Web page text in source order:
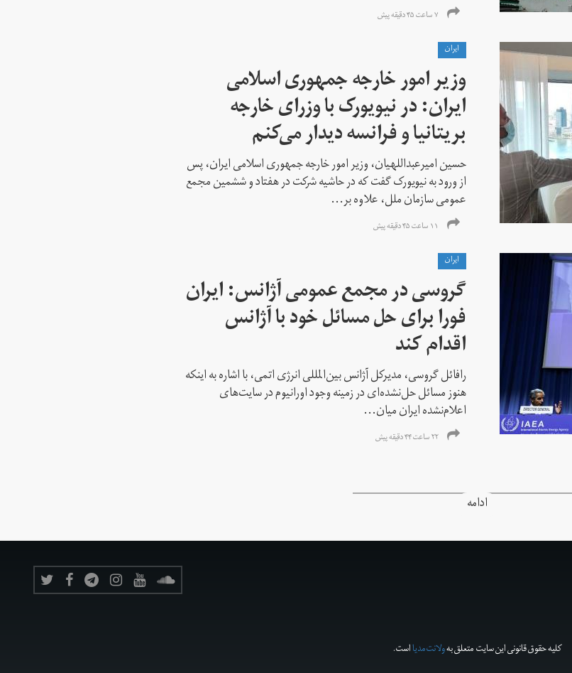
۷ ساعت ۴۵ دقیقه پیش
ايران
وزیر امور خارجه جمهوری اسلامی
ایران: در نیویورک با وزرای خارجه
بریتانیا و فرانسه دیدار می‌کنم
حسین امیرعبداللهیان، وزیر امور خارجه جمهوری اسلامی ایران، پس
از ورود به نیویورک گفت که در حاشیه شرکت در هفتاد و ششمین مجمع
عمومی سازمان ملل، علاوه بر...
۱۱ ساعت ۴۵ دقیقه پیش
ايران
گروسی در مجمع عمومی آژانس: ایران
فورا برای حل مسائل خود با آژانس
اقدام کند
رافائل گروسی، مدیرکل آژانس بین‌المللی انرژی اتمی، با اشاره به اینکه
هنوز مسائل حل‌نشده‌ای در زمینه وجود اورانیوم در سایت‌های
اعلام‌نشده ایران میان...
۲۲ ساعت ۴۴ دقیقه پیش
ادامه
کلیه حقوق قانونی این سایت متعلق بهولانت‌مدیااست.